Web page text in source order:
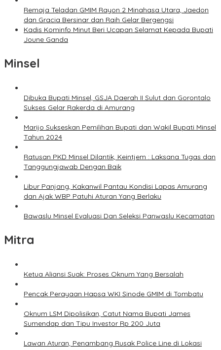
Remaja Teladan GMIM Rayon 2 Minahasa Utara, Jaedon
dan Gracia Bersinar dan Raih Gelar Bergengsi
Kadis Kominfo Minut Beri Ucapan Selamat Kepada Bupati
Joune Ganda
Minsel
Dibuka Bupati Minsel, GSJA Daerah II Sulut dan Gorontalo
Sukses Gelar Rakerda di Amurang
Marijo Sukseskan Pemilihan Bupati dan Wakil Bupati Minsel
Tahun 2024
Ratusan PKD Minsel Dilantik, Keintjem : Laksana Tugas dan
Tanggungjawab Dengan Baik
Libur Panjang, Kakanwil Pantau Kondisi Lapas Amurang
dan Ajak WBP Patuhi Aturan Yang Berlaku
Bawaslu Minsel Evaluasi Dan Seleksi Panwaslu Kecamatan
Mitra
Ketua Aliansi Suak: Proses Oknum Yang Bersalah
Pencak Perayaan Hapsa WKI Sinode GMIM di Tombatu
Oknum LSM Dipolisikan, Catut Nama Bupati James
Sumendap dan Tipu Investor Rp 200 Juta
Lawan Aturan, Penambang Rusak Police Line di Lokasi